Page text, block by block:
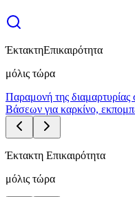
ΈκτακτηΕπικαιρότητα
μόλις τώρα
Παραμονή της
Βάσεων για καρκίνο,
Έκτακτη Επικαιρότητα
μόλις τώρα